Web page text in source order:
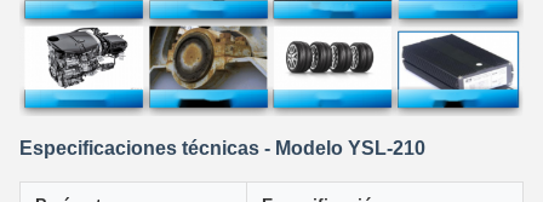
Especificaciones técnicas - Modelo YSL-210